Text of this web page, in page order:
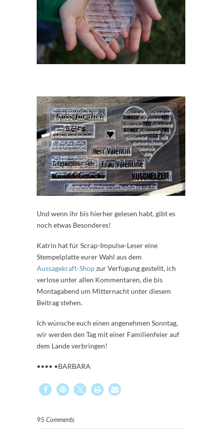
Und wenn ihr bis hierher gelesen habt, gibt es
noch etwas Besonderes!
Katrin hat für Scrap-Impulse-Leser eine
Stempelplatte eurer Wahl aus dem
Aussagekraft-Shopzur Verfügung gestellt, ich
verlose unter allen Kommentaren, die bis
Montagabend um Mitternacht unter diesem
Beitrag stehen.
Ich wünsche euch einen angenehmen Sonntag,
wir werden den Tag mit einer Familienfeier auf
dem Lande verbringen!
•••• •BARBARA
95 Comments